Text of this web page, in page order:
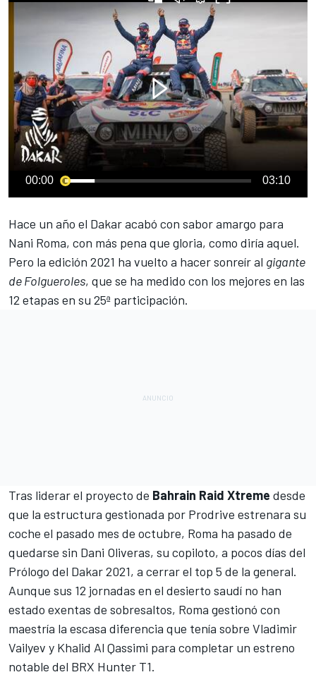
00:00 03:10
Hace un año el Dakaracabó con sabor amargo para
Nani Roma, con más pena que gloria, como diría aquel.
Pero la edición 2021 ha vuelto a hacer sonreír al gigante
de Folgueroles, que se ha medido con los mejores en las
12 etapas en su 25ª participación.
Tras liderar el proyecto de Bahrain Raid Xtreme desde
que la estructura gestionada por Prodrive estrenara su
coche el pasado mes de octubre, Roma ha pasado de
quedarse sin Dani Oliveras, su copiloto, a pocos días del
Prólogo del Dakar 2021, a cerrar el top 5 de la general.
Aunque sus 12 jornadas en el desierto saudí no han
estado exentas de sobresaltos, Roma gestionó con
maestría la escasa diferencia que tenía sobre Vladimir
Vailyev y Khalid Al Qassimi para completar un estreno
notable del BRX Hunter T1.